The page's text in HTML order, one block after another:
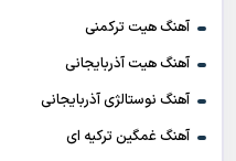
آهنگ هیت ترکمنی
آهنگ هیت آذربایجانی
آهنگ نوستالژی آذربایجانی
آهنگ غمگین ترکیه ای